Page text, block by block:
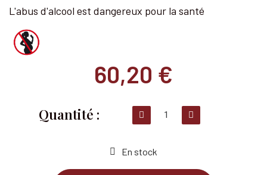
L'abus d'alcool est dangereux pour la santé
60,20 €
En stock